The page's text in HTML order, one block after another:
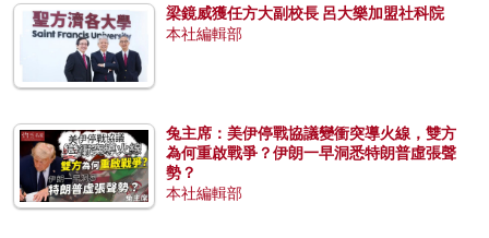
梁鏡威獲任方大副校長 呂大樂加盟社科院
本社編輯部
兔主席：美伊停戰協議變衝突導火線，雙方
為何重啟戰爭？伊朗一早洞悉特朗普虛張聲
勢？
本社編輯部